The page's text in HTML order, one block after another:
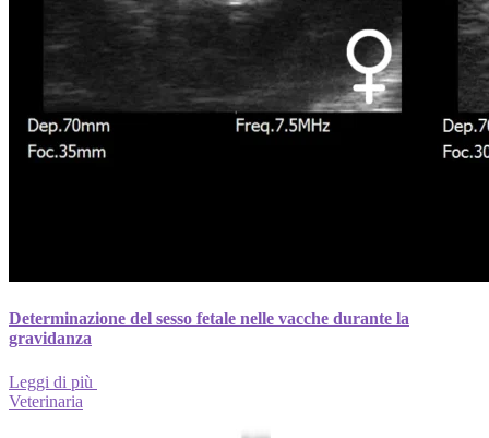
Determinazione del sesso fetale nelle vacche durante la
gravidanza
Leggi di più
Veterinaria